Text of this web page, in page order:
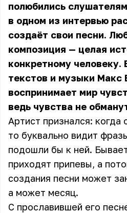
полюбились
в одном из интервью
создаёт свои песни.
композиция — целая
конкретному человеку.
текстов и музыки Макс
воспринимает мир
ведь чувства не
Артист признался: когда
то буквально видит
подошли бы к ней.
приходят припевы, а
создания песни может
а может месяц.
С прославившей его